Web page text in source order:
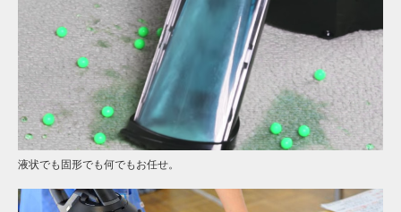
液状でも固形でも何でもお任せ。